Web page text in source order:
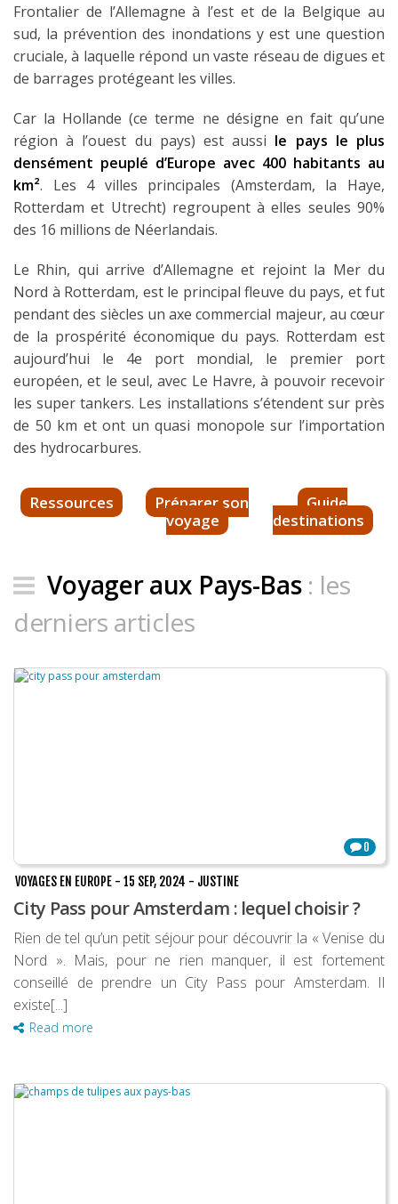
Frontalier de l’Allemagne à l’est et de la Belgique au
sud, la prévention des inondations y est une question
cruciale, à laquelle répond un vaste réseau de digues et
de barrages protégeant les villes.
Car la Hollande (ce terme ne désigne en fait qu’une
région à l’ouest du pays) est aussi le pays le plus
densément peuplé d’Europe avec 400 habitants au
km². Les 4 villes principales (Amsterdam, la Haye,
Rotterdam et Utrecht) regroupent à elles seules 90%
des 16 millions de Néerlandais.
Le Rhin, qui arrive d’Allemagne et rejoint la Mer du
Nord à Rotterdam, est le principal fleuve du pays, et fut
pendant des siècles un axe commercial majeur, au cœur
de la prospérité économique du pays. Rotterdam est
aujourd’hui le 4e port mondial, le premier port
européen, et le seul, avec Le Havre, à pouvoir recevoir
les super tankers. Les installations s’étendent sur près
de 50 km et ont un quasi monopole sur l’importation
des hydrocarbures.
Ressources
Préparer son
voyage
Guide
destinations
Voyager aux Pays-Bas : les
derniers articles
0
VOYAGES EN EUROPE - 15 SEP, 2024 - JUSTINE
City Pass pour Amsterdam : lequel choisir ?
Rien de tel qu’un petit séjour pour découvrir la « Venise du
Nord ». Mais, pour ne rien manquer, il est fortement
conseillé de prendre un City Pass pour Amsterdam. Il
existe[...]
Read more